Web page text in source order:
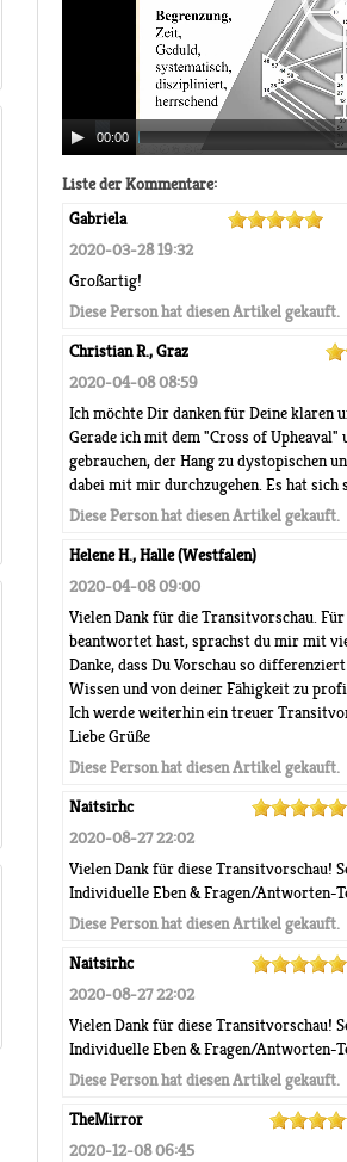
00:00
Liste der Kommentare:
Gabriela
2020-03-28 19:32
Großartig!
Diese Person hat diesen Artikel gekauft.
Christian R., Graz
2020-04-08 08:59
Ich möchte Dir danken für Deine klaren
Gerade ich mit dem "Cross of
gebrauchen, der Hang zu dystopischen
dabei mit mir durchzugehen. Es hat sich
Diese Person hat diesen Artikel gekauft.
Helene H., Halle (Westfalen)
2020-04-08 09:00
Vielen Dank für die Transitvorschau.
beantwortet hast, sprachst du mir mit
Danke, dass Du Vorschau so
Wissen und von deiner Fähigkeit zu
Ich werde weiterhin ein treuer
Liebe Grüße
Diese Person hat diesen Artikel gekauft.
Naitsirhc
2020-08-27 22:02
Vielen Dank für diese Transitvorschau!
Individuelle Eben & Fragen/Antworten-
Diese Person hat diesen Artikel gekauft.
Naitsirhc
2020-08-27 22:02
Vielen Dank für diese Transitvorschau!
Individuelle Eben & Fragen/Antworten-
Diese Person hat diesen Artikel gekauft.
TheMirror
2020-12-08 06:45